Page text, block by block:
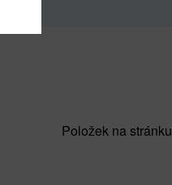
Položek na stránku